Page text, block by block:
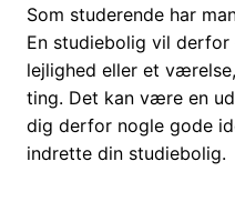
Som studerende har
En studiebolig vil
lejlighed eller et
ting. Det kan være en
dig derfor nogle gode
indrette din studiebolig.